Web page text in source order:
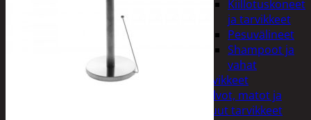
Kiillotuskoneet
ja tarvikkeet
Pesuvälineet
Shampoot ja
vahat
Autotarvikkeet
Kalvot, matot ja
muut tarvikkeet